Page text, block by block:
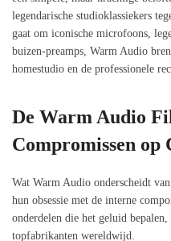
legendarische studioklassiekers
gaat om iconische microfoons,
buizen-preamps, Warm Audio
homestudio en de professionele
De Warm Audio
Compromissen op
Wat Warm Audio onderscheidt
hun obsessie met de interne
onderdelen die het geluid
topfabrikanten wereldwijd.